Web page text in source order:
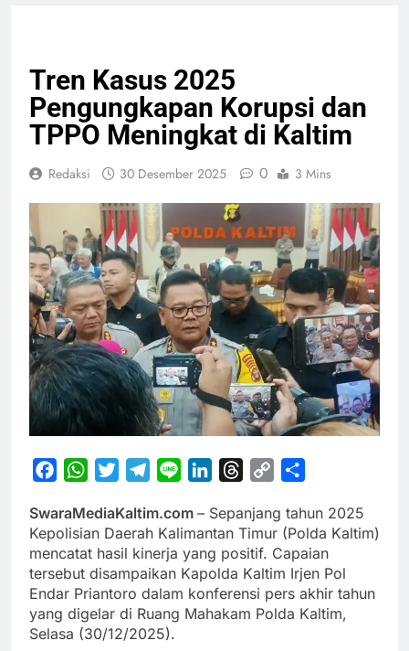
Tren Kasus 2025
Pengungkapan Korupsi dan
TPPO Meningkat di Kaltim
Redaksi 30 Desember 2025 0 3 Mins
FacebookWhatsApp
TwitterTelegram
Line LinkedInThreads
Copy
SwaraMediaKaltim.com – Sepanjang tahun 2025
Kepolisian Daerah Kalimantan Timur (Polda Kaltim)
mencatat hasil kinerja yang positif. Capaian
tersebut disampaikan Kapolda Kaltim Irjen Pol
Endar Priantoro dalam konferensi pers akhir tahun
yang digelar di Ruang Mahakam Polda Kaltim,
Selasa (30/12/2025).